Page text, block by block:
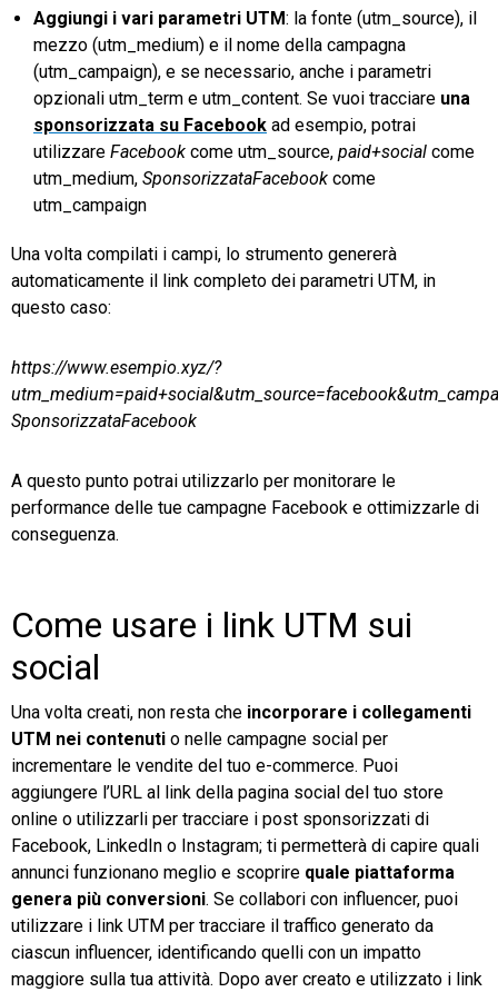
Aggiungi i vari parametri UTM: la fonte (utm_source), il
mezzo (utm_medium) e il nome della campagna
(utm_campaign), e se necessario, anche i parametri
opzionali utm_term e utm_content. Se vuoi tracciare una
sponsorizzata su Facebook ad esempio, potrai
utilizzare Facebook come utm_source, paid+social come
utm_medium, SponsorizzataFacebook come
utm_campaign
Una volta compilati i campi, lo strumento genererà
automaticamente il link completo dei parametri UTM, in
questo caso:
https://www.esempio.xyz/?
SponsorizzataFacebook
A questo punto potrai utilizzarlo per monitorare le
performance delle tue campagne Facebook e ottimizzarle di
conseguenza.
Come usare i link UTM sui
social
Una volta creati, non resta che incorporare i collegamenti
UTM nei contenuti o nelle campagne social per
incrementare le vendite del tuo e-commerce. Puoi
aggiungere l’URL al link della pagina social del tuo store
online o utilizzarli per tracciare i post sponsorizzati di
Facebook, LinkedIn o Instagram; ti permetterà di capire quali
annunci funzionano meglio e scoprire quale piattaforma
genera più conversioni. Se collabori con influencer, puoi
utilizzare i link UTM per tracciare il traffico generato da
ciascun influencer, identificando quelli con un impatto
maggiore sulla tua attività. Dopo aver creato e utilizzato i link